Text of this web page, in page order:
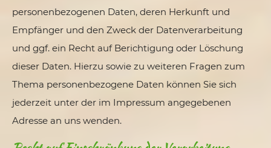
personenbezogenen Daten, deren Herkunft und
Empfänger und den Zweck der Datenverarbeitung
und ggf. ein Recht auf Berichtigung oder Löschung
dieser Daten. Hierzu sowie zu weiteren Fragen zum
Thema personenbezogene Daten können Sie sich
jederzeit unter der im Impressum angegebenen
Adresse an uns wenden.